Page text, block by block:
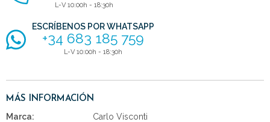
L-V 10:00h - 18:30h
ESCRÍBENOS POR WHATSAPP
+34 683 185 759
L-V 10:00h - 18:30h
MÁS INFORMACIÓN
Marca:
Carlo Visconti